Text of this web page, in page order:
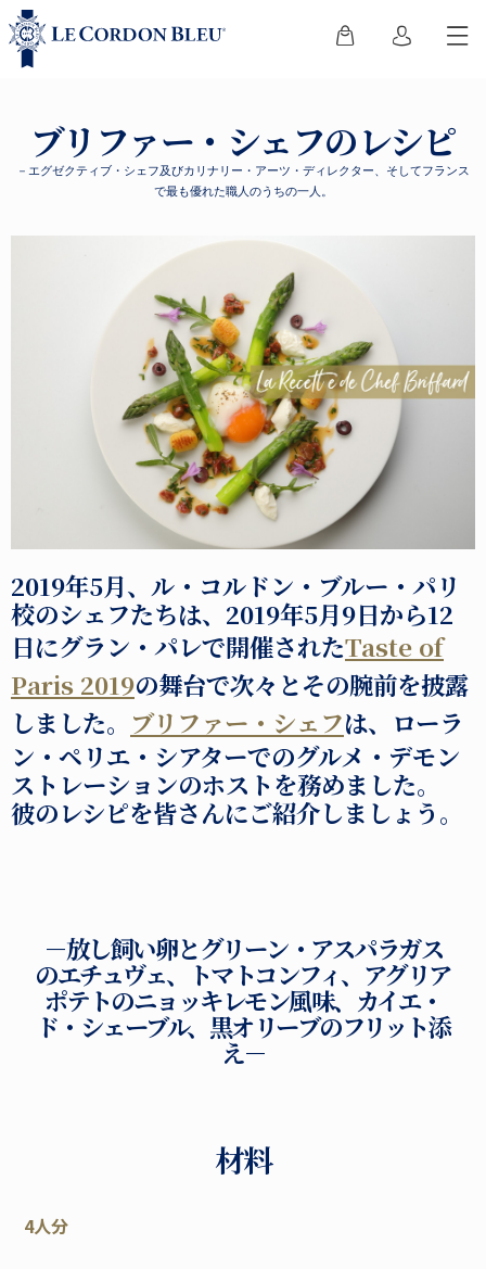
ブリファー・シェフのレシピ
－エグゼクティブ・シェフ及びカリナリー・アーツ・ディレクター、そしてフランス
で最も優れた職人のうちの一人。
2019年5月、ル・コルドン・ブルー・パリ
校のシェフたちは、2019年5月9日から12
日にグラン・パレで開催されたTaste of
Paris 2019の舞台で次々とその腕前を披露
しました。 ブリファー・シェフは、ローラ
ン・ペリエ・シアターでのグルメ・デモン
ストレーションのホストを務めました。
彼のレシピを皆さんにご紹介しましょう。
－放し飼い卵とグリーン・アスパラガス
のエチュヴェ、トマトコンフィ、アグリア
ポテトのニョッキレモン風味、カイエ・
ド・シェーブル、黒オリーブのフリット添
え－
材料
4人分